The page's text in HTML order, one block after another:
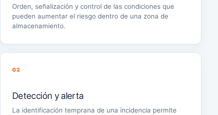
Orden, señalización y control de las condiciones que
pueden aumentar el riesgo dentro de una zona de
almacenamiento.
02
Detección y alerta
La identificación temprana de una incidencia permite